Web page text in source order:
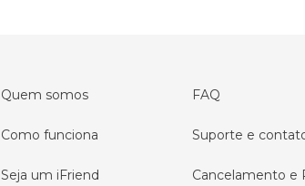
Quem somos
Como funciona
Seja um iFriend
FAQ
Suporte e
Cancelamento e